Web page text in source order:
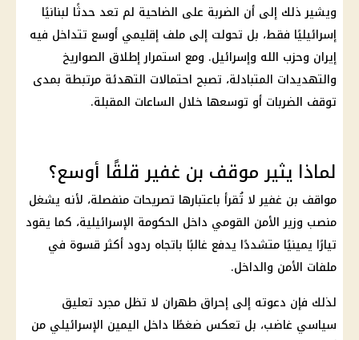
ويشير ذلك إلى أن الضربة على الضاحية لم تعد حدثًا لبنانيًا
إسرائيليًا فقط، بل تحولت إلى ملف إقليمي أوسع تتداخل فيه
إيران وحزب الله وإسرائيل. ومع استمرار إطلاق الصواريخ
والتهديدات المتبادلة، تصبح احتمالات التهدئة مرتبطة بمدى
توقف الضربات أو توسعها خلال الساعات المقبلة.
لماذا يثير موقف بن غفير قلقًا أوسع؟
مواقف بن غفير لا تُقرأ باعتبارها تصريحات منفصلة، لأنه يشغل
منصب وزير الأمن القومي داخل الحكومة الإسرائيلية، كما يقود
تيارًا يمينيًا متشددًا يدفع غالبًا باتجاه ردود أكثر قسوة في
ملفات الأمن والداخل.
لذلك فإن دعوته إلى إحراق طهران لا تظل مجرد تعليق
سياسي غاضب، بل تعكس ضغطًا داخل اليمين الإسرائيلي من